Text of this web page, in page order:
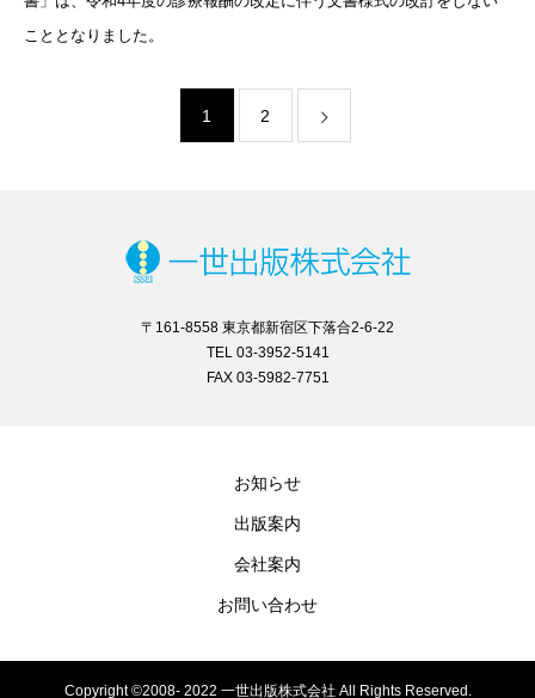
こととなりました。
1 2
〒161-8558 東京都新宿区下落合2-6-22
TEL 03-3952-5141
FAX 03-5982-7751
お知らせ
出版案内
会社案内
お問い合わせ
Copyright ©2008- 2022 一世出版株式会社 All Rights Reserved.